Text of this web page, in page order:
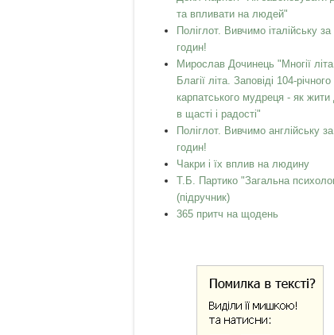
та впливати на людей"
Поліглот. Вивчимо італійську за
годин!
Мирослав Дочинець "Многії
Благії літа. Заповіді 104-річного
карпатського мудреця - як жити
в щасті і радості"
Поліглот. Вивчимо англійську
годин!
Чакри і їх вплив на людину
Т.Б. Партико "Загальна
(підручник)
365 притч на щодень